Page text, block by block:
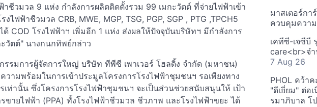
าชีวมวล 9 แห่ง กำลังการผลิตติดตั้งรวม 99 เมกะวัตต์ ที่จ่ายไฟฟ้าเข้า
ไฟฟ้าชีวมวล CRB, MWE, MGP, TSG, PGP, SGP , PTG ,TPCH5
ด้ COD โรงไฟฟ้าฯ เพิ่มอีก 1 แห่ง ส่งผลให้ปัจจุบันบริษัทฯ มีกำลังการ
วัตต์" นางกนกทิพย์กล่าว
รมการผู้จัดการใหญ่ บริษัท ทีพีซี เพาเวอร์ โฮลดิ้ง จำกัด (มหาชน)
วามพร้อมในการเข้าประมูลโครงการโรงไฟฟ้าชุมชนฯ รอเพียงทาง
เท่านั้น ซึ่งโครงการโรงไฟฟ้าชุมชนฯ จะเป็นส่วนช่วยสนับสนุนให้ เป้า
ายไฟฟ้า (PPA) ทั้งโรงไฟฟ้าชีวมวล ชีวภาพ และโรงไฟฟ้าขยะ ได้
มาสเตอร์ก
ควบคุมควา
เคทีซี-เจซีบี
care<br>จ
7 Aug 26
PHOL คว้า
"ดีเยี่ยม" ต่อ
รมาภิบาล โ